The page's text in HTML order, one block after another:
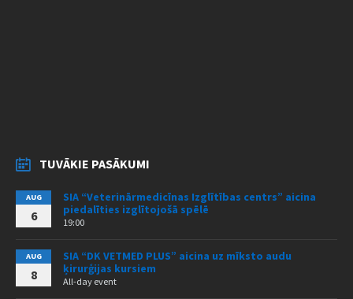
TUVĀKIE PASĀKUMI
AUG
6
SIA “Veterinārmedicīnas Izglītības centrs” aicina
piedalīties izglītojošā spēlē
19:00
AUG
8
SIA “DK VETMED PLUS” aicina uz mīksto audu
ķirurģijas kursiem
All-day event